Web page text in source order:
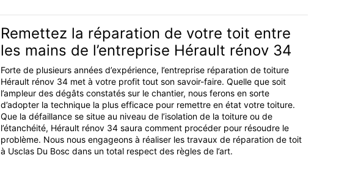
Remettez la réparation de votre toit entre
les mains de l’entreprise Hérault rénov 34
Forte de plusieurs années d’expérience, l’entreprise réparation de toiture
Hérault rénov 34 met à votre profit tout son savoir-faire. Quelle que soit
l’ampleur des dégâts constatés sur le chantier, nous ferons en sorte
d’adopter la technique la plus efficace pour remettre en état votre toiture.
Que la défaillance se situe au niveau de l’isolation de la toiture ou de
l’étanchéité, Hérault rénov 34 saura comment procéder pour résoudre le
problème. Nous nous engageons à réaliser les travaux de réparation de toit
à Usclas Du Bosc dans un total respect des règles de l’art.